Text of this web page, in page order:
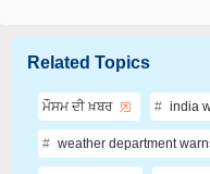
Related Topics
ਮੌਸਮ ਦੀ ਖ਼ਬਰ india
weather department